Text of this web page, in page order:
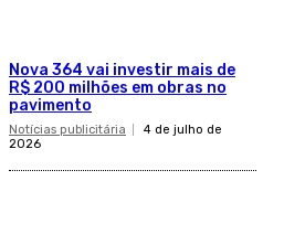
Nova 364 vai investir mais de
R$ 200 milhões em obras no
pavimento
Notícias publicitária
4 de julho de
2026